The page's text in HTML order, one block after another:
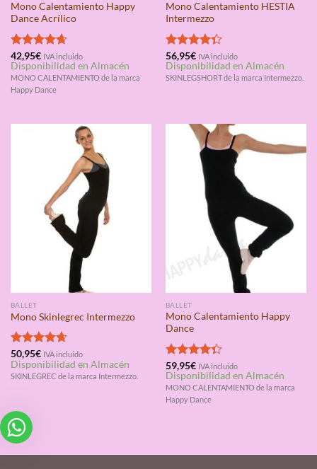
Mono Calentamiento Happy
Dance Acrílico
Valorado
con4.67
de 5
42,95€ IVA incluido
Disponibilidad en Almacén
MONO CALENTAMIENTO de la marca
Happy Dance
Mono Calentamiento HESTIA
Intermezzo
Valorado
con4.33
de 5
56,95€ IVA incluido
Disponibilidad en Almacén
SKINLEGSHORT de la marca Intermezzo.
BALLET
Mono Skinlegrec Intermezzo
Valorado
con4.67
de 5
50,95€ IVA incluido
Disponibilidad en Almacén
SKINLEGREC de la marca Intermezzo.
BALLET
Mono Calentamiento Happy
Dance
Valorado
con4.33
de 5
59,95€ IVA incluido
Disponibilidad en Almacén
MONO CALENTAMIENTO de la marca
Happy Dance